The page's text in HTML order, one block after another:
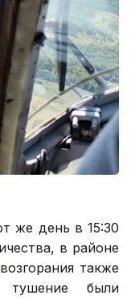
же день в 15:30
в районе
также
тушение были